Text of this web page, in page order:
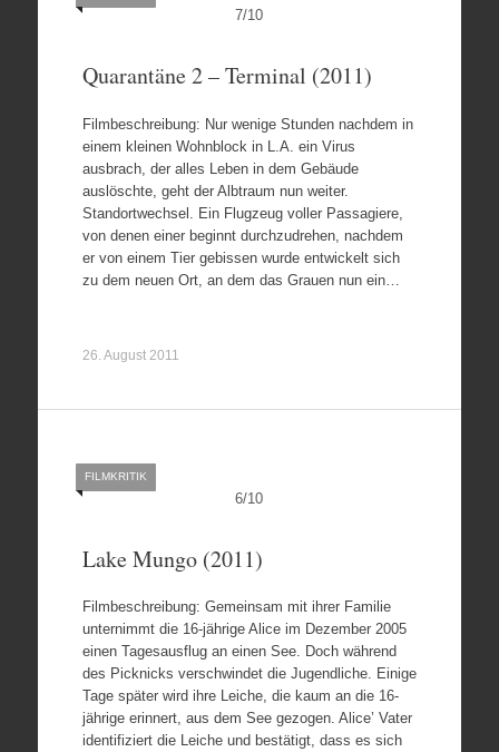
7/10
Quarantäne 2 – Terminal (2011)
Filmbeschreibung: Nur wenige Stunden nachdem in
einem kleinen Wohnblock in L.A. ein Virus
ausbrach, der alles Leben in dem Gebäude
auslöschte, geht der Albtraum nun weiter.
Standortwechsel. Ein Flugzeug voller Passagiere,
von denen einer beginnt durchzudrehen, nachdem
er von einem Tier gebissen wurde entwickelt sich
zu dem neuen Ort, an dem das Grauen nun ein…
26. August 2011
6/10
FILMKRITIK
Lake Mungo (2011)
Filmbeschreibung: Gemeinsam mit ihrer Familie
unternimmt die 16-jährige Alice im Dezember 2005
einen Tagesausflug an einen See. Doch während
des Picknicks verschwindet die Jugendliche. Einige
Tage später wird ihre Leiche, die kaum an die 16-
jährige erinnert, aus dem See gezogen. Alice’ Vater
identifiziert die Leiche und bestätigt, dass es sich